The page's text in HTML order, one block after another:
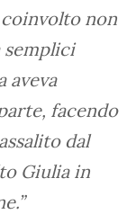
coinvolto non
semplici
aveva
facendo
dal
Giulia in